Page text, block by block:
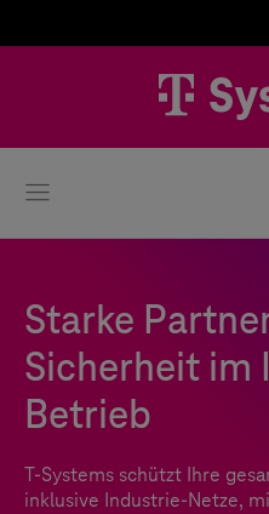
Starke
Sicherheit im
Betrieb
T-Systems schützt Ihre
inklusive Industrie-Netze,